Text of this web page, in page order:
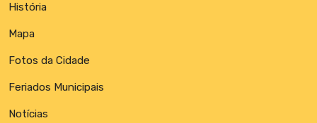
História
Mapa
Fotos da Cidade
Feriados Municipais
Notícias